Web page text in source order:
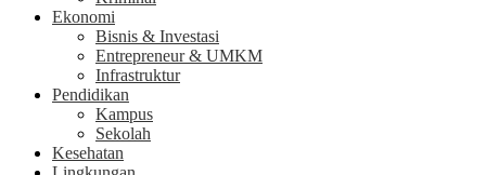
Ekonomi
Bisnis & Investasi
Entrepreneur & UMKM
Infrastruktur
Pendidikan
Kampus
Sekolah
Kesehatan